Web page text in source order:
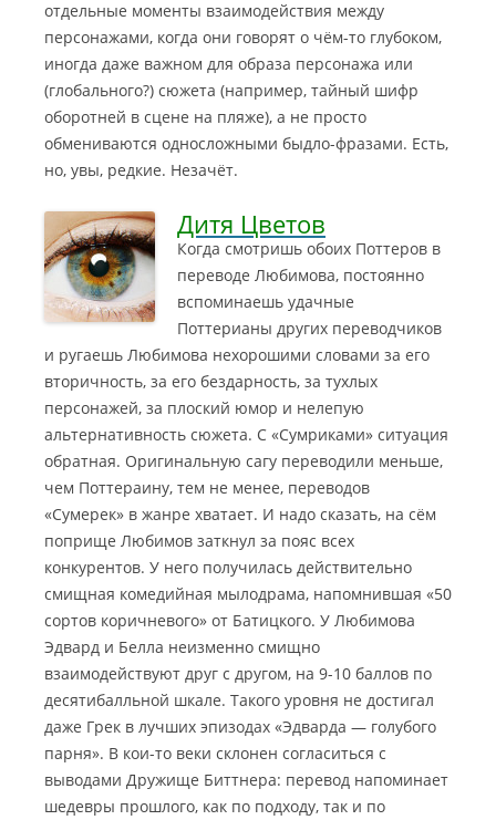
отдельные моменты взаимодействия между
персонажами, когда они говорят о чём-то глубоком,
иногда даже важном для образа персонажа или
(глобального?) сюжета (например, тайный шифр
оборотней в сцене на пляже), а не просто
обмениваются односложными быдло-фразами. Есть,
но, увы, редкие. Незачёт.
Дитя Цветов
Когда смотришь обоих Поттеров в
переводе Любимова, постоянно
вспоминаешь удачные
Поттерианы других переводчиков
и ругаешь Любимова нехорошими словами за его
вторичность, за его бездарность, за тухлых
персонажей, за плоский юмор и нелепую
альтернативность сюжета. С «Сумриками» ситуация
обратная. Оригинальную сагу переводили меньше,
чем Поттераину, тем не менее, переводов
«Сумерек» в жанре хватает. И надо сказать, на сём
поприще Любимов заткнул за пояс всех
конкурентов. У него получилась действительно
смищная комедийная мылодрама, напомнившая «50
сортов коричневого» от Батицкого. У Любимова
Эдвард и Белла неизменно смищно
взаимодействуют друг с другом, на 9-10 баллов по
десятибалльной шкале. Такого уровня не достигал
даже Грек в лучших эпизодах «Эдварда — голубого
парня». В кои-то веки склонен согласиться с
выводами Дружище Биттнера: перевод напоминает
шедевры прошлого, как по подходу, так и по